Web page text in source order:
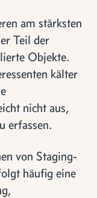
am stärksten
Teil der
Objekte.
kälter
nicht aus,
erfassen.
von Staging-
häufig eine